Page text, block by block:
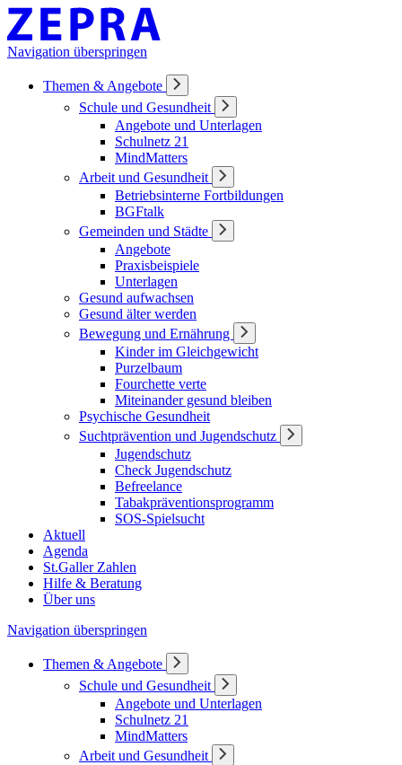
Navigation überspringen
Themen & Angebote
Schule und Gesundheit
Angebote und Unterlagen
Schulnetz 21
MindMatters
Arbeit und Gesundheit
Betriebsinterne Fortbildungen
BGFtalk
Gemeinden und Städte
Angebote
Praxisbeispiele
Unterlagen
Gesund aufwachsen
Gesund älter werden
Bewegung und Ernährung
Kinder im Gleichgewicht
Purzelbaum
Fourchette verte
Miteinander gesund bleiben
Psychische Gesundheit
Suchtprävention und Jugendschutz
Jugendschutz
Check Jugendschutz
Befreelance
Tabakpräventionsprogramm
SOS-Spielsucht
Aktuell
Agenda
St.Galler Zahlen
Hilfe & Beratung
Über uns
Navigation überspringen
Themen & Angebote
Schule und Gesundheit
Angebote und Unterlagen
Schulnetz 21
MindMatters
Arbeit und Gesundheit